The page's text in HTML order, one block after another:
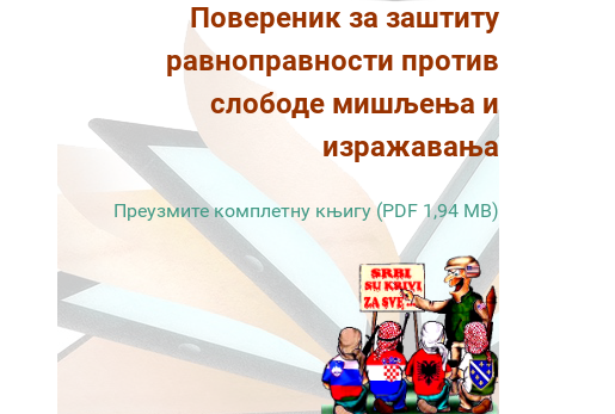
Повереник за заштиту
равноправности против
слободе мишљења и
изражавања
Преузмите комплетну књигу (PDF 1,94 MB)